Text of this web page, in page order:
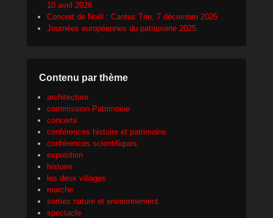
10 avril 2026
Concert de Noël : Cantus Trio, 7 décembre 2025
Journées européennes du patrimoine 2025
Contenu par thème
architecture
commission Patrimoine
concerts
conférences histoire et patrimoine
conférences scientifiques
exposition
histoire
les deux villages
marche
sorties nature et environnement
spectacle